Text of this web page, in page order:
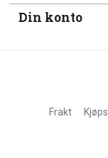
Din konto
Frakt